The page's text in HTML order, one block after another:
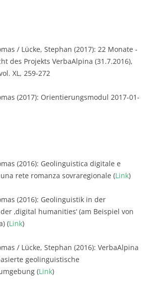
/ Lücke, Stephan (2017): 22 Monate -
des Projekts VerbaAlpina (31.7.2016),
XL, 259-272
(2017): Orientierungsmodul 2017-01-
(2016): Geolinguistica digitale e
rete romanza sovraregionale (Link)
(2016): Geolinguistik in der
‚digital humanities‘ (am Beispiel von
(Link)
/ Lücke, Stephan (2016): VerbaAlpina
geolinguistische
(Link)